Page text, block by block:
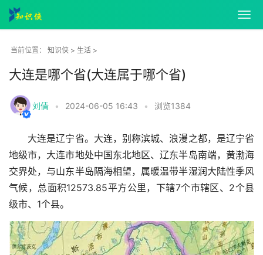
当前位置： 知识侠 > 生活 >
大连是哪个省(大连属于哪个省)
刘倩 • 2024-06-05 16:43 • 浏览1384
大连是辽宁省。大连，别称滨城、浪漫之都，是辽宁省
地级市，大连市地处中国东北地区、辽东半岛南端，黄渤海
交界处，与山东半岛隔海相望，属暖温带半湿润大陆性季风
气候，总面积12573.85平方公里，下辖7个市辖区、2个县
级市、1个县。